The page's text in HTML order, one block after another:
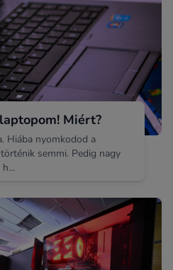
Miért?
Hiába nyomkodod a
semmi. Pedig nagy